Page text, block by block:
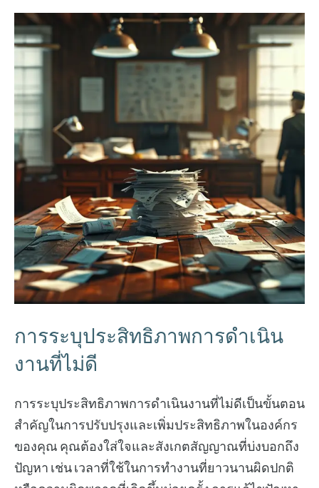
การระบุประสิทธิภาพการดำเนิน
งานที่ไม่ดี
การระบุประสิทธิภาพการดำเนินงานที่ไม่ดีเป็นขั้นตอน
สำคัญในการปรับปรุงและเพิ่มประสิทธิภาพในองค์กร
ของคุณ คุณต้องใส่ใจและสังเกตสัญญาณที่บ่งบอกถึง
ปัญหา เช่น เวลาที่ใช้ในการทำงานที่ยาวนานผิดปกติ